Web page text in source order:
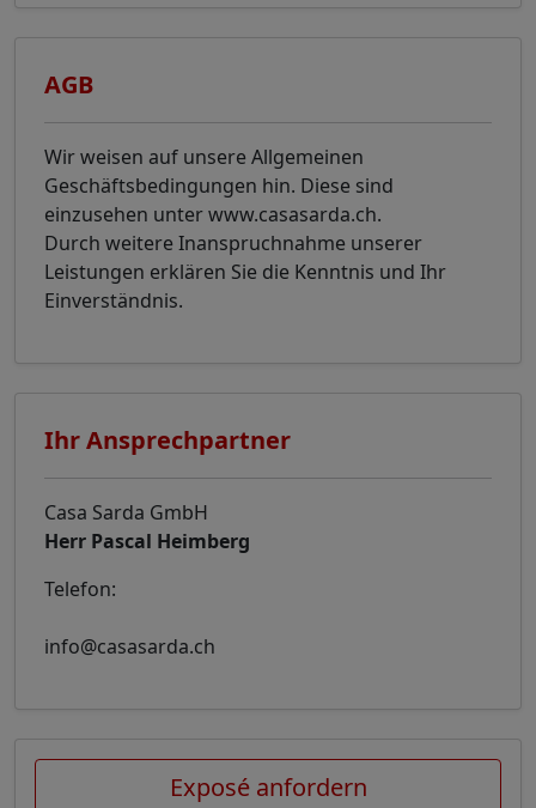
AGB
Wir weisen auf unsere Allgemeinen
Geschäftsbedingungen hin. Diese sind
einzusehen unter www.casasarda.ch.
Durch weitere Inanspruchnahme unserer
Leistungen erklären Sie die Kenntnis und Ihr
Einverständnis.
Ihr Ansprechpartner
Casa Sarda GmbH
Herr Pascal Heimberg
Telefon:
info@casasarda.ch
Exposé anfordern